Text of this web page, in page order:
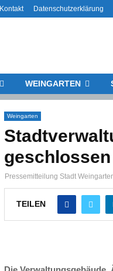
Kontakt Datenschutzerklärung
WEINGARTEN
Weingarten
geschlossen
Pressemitteilung Stadt
TEILEN